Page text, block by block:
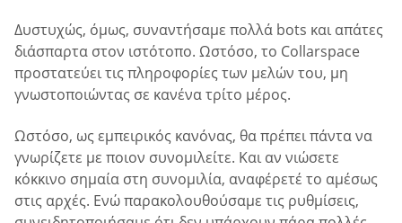
Δυστυχώς, όμως, συναντήσαμε πολλά bots και απάτες
διάσπαρτα στον ιστότοπο. Ωστόσο, το Collarspace
προστατεύει τις πληροφορίες των μελών του, μη
γνωστοποιώντας σε κανένα τρίτο μέρος.
Ωστόσο, ως εμπειρικός κανόνας, θα πρέπει πάντα να
γνωρίζετε με ποιον συνομιλείτε. Και αν νιώσετε
κόκκινο σημαία στη συνομιλία, αναφέρετέ το αμέσως
στις αρχές. Ενώ παρακολουθούσαμε τις ρυθμίσεις,